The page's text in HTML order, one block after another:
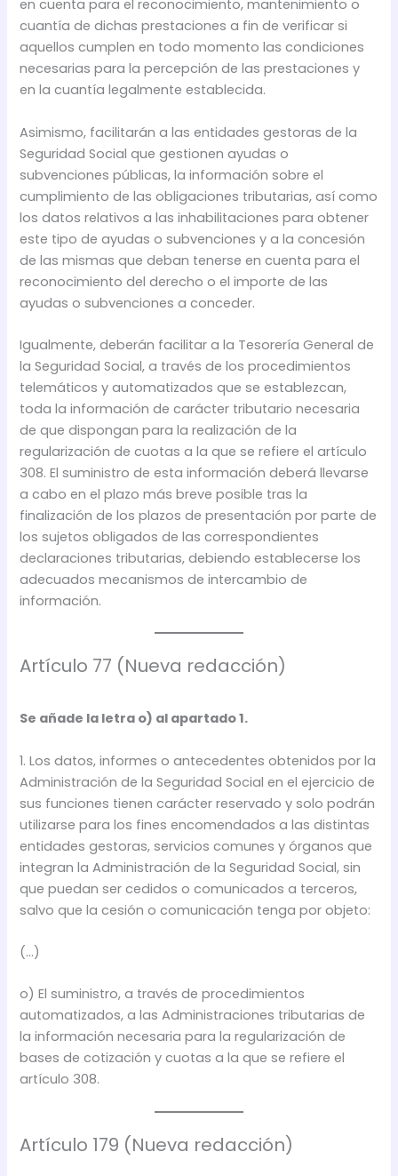
en cuenta para el reconocimiento, mantenimiento o
cuantía de dichas prestaciones a fin de verificar si
aquellos cumplen en todo momento las condiciones
necesarias para la percepción de las prestaciones y
en la cuantía legalmente establecida.
Asimismo, facilitarán a las entidades gestoras de la
Seguridad Social que gestionen ayudas o
subvenciones públicas, la información sobre el
cumplimiento de las obligaciones tributarias, así como
los datos relativos a las inhabilitaciones para obtener
este tipo de ayudas o subvenciones y a la concesión
de las mismas que deban tenerse en cuenta para el
reconocimiento del derecho o el importe de las
ayudas o subvenciones a conceder.
Igualmente, deberán facilitar a la Tesorería General de
la Seguridad Social, a través de los procedimientos
telemáticos y automatizados que se establezcan,
toda la información de carácter tributario necesaria
de que dispongan para la realización de la
regularización de cuotas a la que se refiere el artículo
308. El suministro de esta información deberá llevarse
a cabo en el plazo más breve posible tras la
finalización de los plazos de presentación por parte de
los sujetos obligados de las correspondientes
declaraciones tributarias, debiendo establecerse los
adecuados mecanismos de intercambio de
información.
Artículo 77 (Nueva redacción)
Se añade la letra o) al apartado 1.
1. Los datos, informes o antecedentes obtenidos por la
Administración de la Seguridad Social en el ejercicio de
sus funciones tienen carácter reservado y solo podrán
utilizarse para los fines encomendados a las distintas
entidades gestoras, servicios comunes y órganos que
integran la Administración de la Seguridad Social, sin
que puedan ser cedidos o comunicados a terceros,
salvo que la cesión o comunicación tenga por objeto:
(…)
o) El suministro, a través de procedimientos
automatizados, a las Administraciones tributarias de
la información necesaria para la regularización de
bases de cotización y cuotas a la que se refiere el
artículo 308.
Artículo 179 (Nueva redacción)